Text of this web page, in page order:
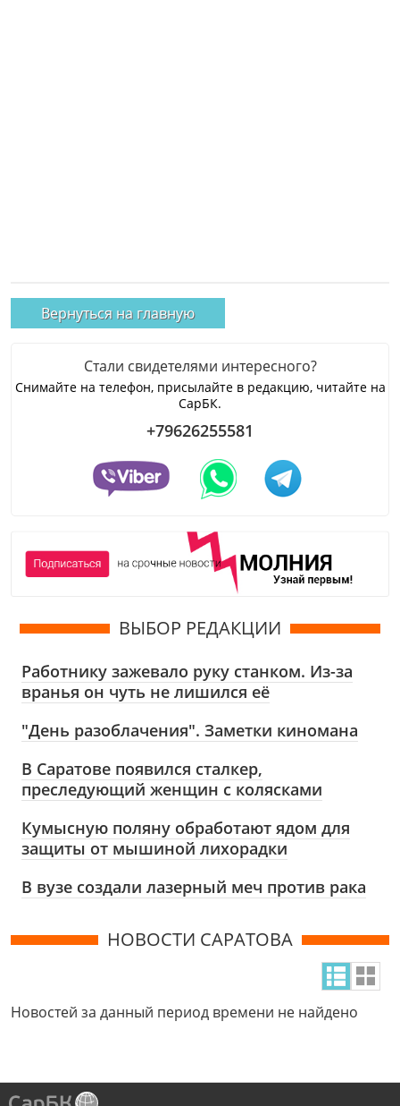
Вернуться на главную
Стали свидетелями интересного?
Снимайте на телефон, присылайте в редакцию, читайте на
СарБК.
+79626255581
ВЫБОР РЕДАКЦИИ
Работнику зажевало руку станком. Из-за
вранья он чуть не лишился её
"День разоблачения". Заметки киномана
В Саратове появился сталкер,
преследующий женщин с колясками
Кумысную поляну обработают ядом для
защиты от мышиной лихорадки
В вузе создали лазерный меч против рака
НОВОСТИ САРАТОВА
Новостей за данный период времени не найдено